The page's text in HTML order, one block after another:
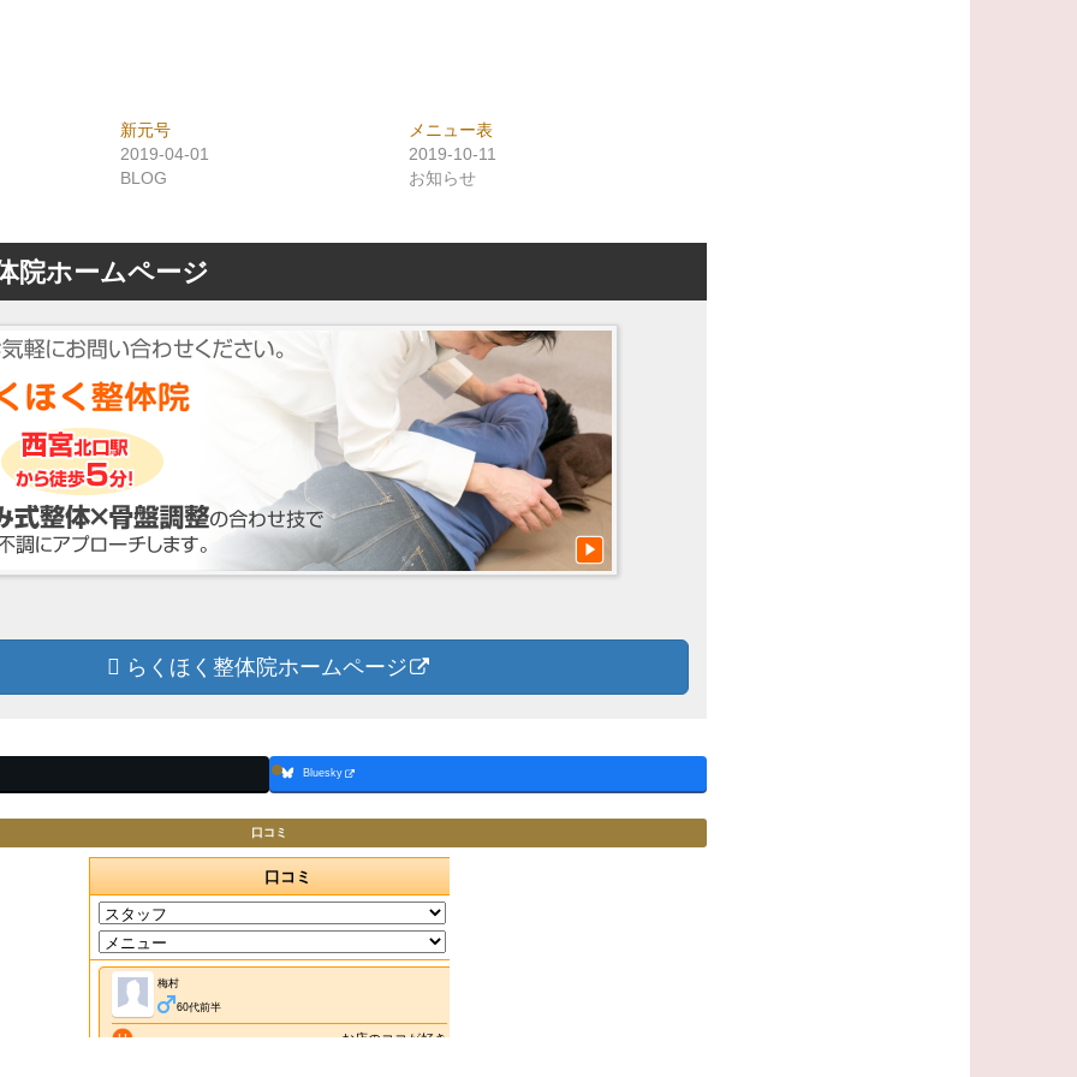
新元号
2019-04-01
BLOG
メニュー表
2019-10-11
お知らせ
院ホームページ
らくほく整体院ホームページ
Bluesky
口コミ